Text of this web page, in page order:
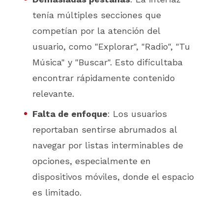
tenía múltiples secciones que
competían por la atención del
usuario, como "Explorar", "Radio", "Tu
Música" y "Buscar". Esto dificultaba
encontrar rápidamente contenido
relevante.
Falta de enfoque: Los usuarios
reportaban sentirse abrumados al
navegar por listas interminables de
opciones, especialmente en
dispositivos móviles, donde el espacio
es limitado.